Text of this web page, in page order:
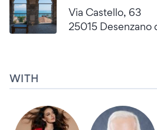
Via Castello, 63
25015 Desenzano
WITH